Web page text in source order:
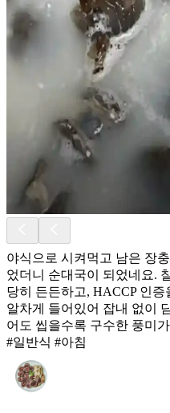
야식으로 시켜먹고 남은 장
었더니 순대국이 되었네요.
당히 든든하고, HACCP 인증
알차게 들어있어 잡내 없이
어도 씹을수록 구수한 풍미
#일반식 #아침